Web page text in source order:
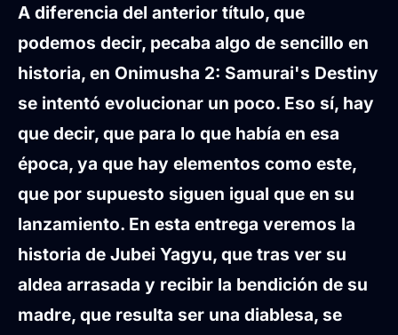
A diferencia del anterior título, que
podemos decir, pecaba algo de sencillo en
historia, en Onimusha 2: Samurai's Destiny
se intentó evolucionar un poco. Eso sí, hay
que decir, que para lo que había en esa
época, ya que hay elementos como este,
que por supuesto siguen igual que en su
lanzamiento. En esta entrega veremos la
historia de Jubei Yagyu, que tras ver su
aldea arrasada y recibir la bendición de su
madre, que resulta ser una diablesa, se